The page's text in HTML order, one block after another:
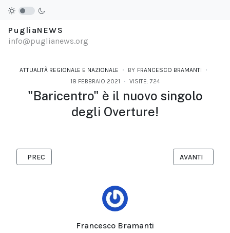
PugliaNEWS
info@puglianews.org
ATTUALITÀ REGIONALE E NAZIONALE BY FRANCESCO BRAMANTI
18 FEBBRAIO 2021
VISITE: 724
"Baricentro" è il nuovo singolo
degli Overture!
Francesco Bramanti
ARTICOLO PRECEDENTE: "CASINÒ" È IL NUOVO SINGOLO DI
PREC ARTICOLO
AVANTI